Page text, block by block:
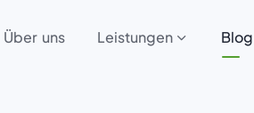
Über uns Leistungen Blog